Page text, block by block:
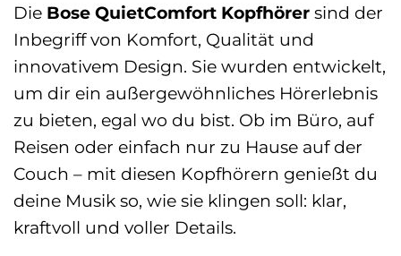
Die Bose QuietComfort Kopfhörer sind der
Inbegriff von Komfort, Qualität und
innovativem Design. Sie wurden entwickelt,
um dir ein außergewöhnliches Hörerlebnis
zu bieten, egal wo du bist. Ob im Büro, auf
Reisen oder einfach nur zu Hause auf der
Couch – mit diesen Kopfhörern genießt du
deine Musik so, wie sie klingen soll: klar,
kraftvoll und voller Details.